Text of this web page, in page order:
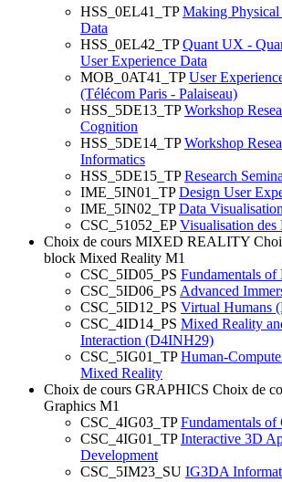
HSS_0EL41_TP Making Physical
Data
HSS_0EL42_TP Quant UX -
User Experience Data
MOB_0AT41_TP User
(Télécom Paris - Palaiseau)
HSS_5DE13_TP Workshop
Cognition
HSS_5DE14_TP Workshop
Informatics
HSS_5DE15_TP Research
IME_5IN01_TP Design User
IME_5IN02_TP Data Visualisation
CSC_51052_EP Visualisation des
Choix de cours MIXED REALITY
block Mixed Reality M1
CSC_5ID05_PS Fundamentals
CSC_5ID06_PS Advanced
CSC_5ID12_PS Virtual Humans
CSC_4ID14_PS Mixed Reality
Interaction (D4INH29)
CSC_5IG01_TP Human-
Mixed Reality
Choix de cours GRAPHICS Choix de
Graphics M1
CSC_4IG03_TP Fundamentals of
CSC_4IG01_TP Interactive 3D
Development
CSC_5IM23_SU IG3DA